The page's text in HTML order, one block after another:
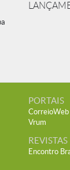
PORTAIS
CorreioWeb
Vrum
REVISTAS
Encontro